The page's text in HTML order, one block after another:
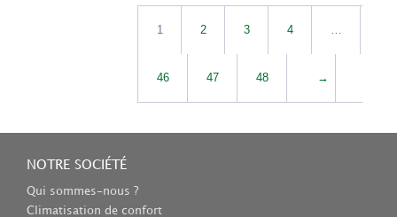
1 2 3 4 …
46 47 48 →
NOTRE SOCIÉTÉ
Qui sommes-nous ?
Climatisation de confort